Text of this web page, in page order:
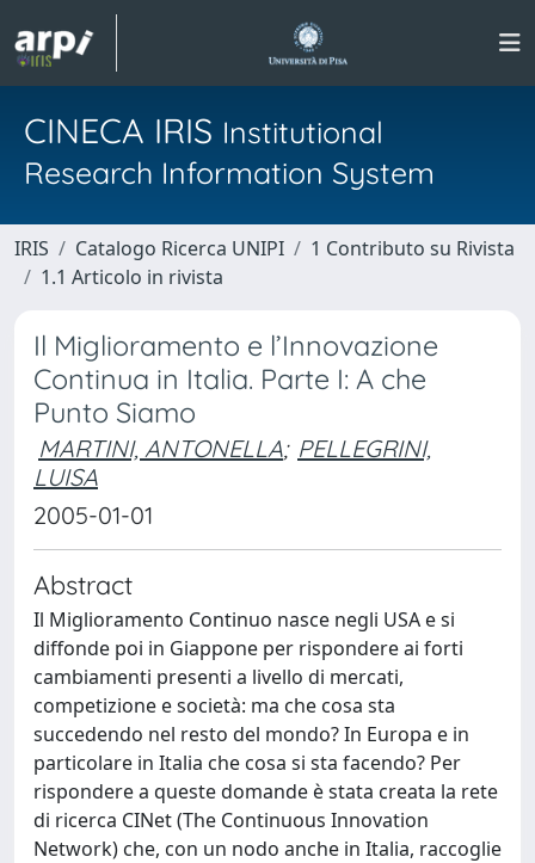
CINECA IRIS Institutional
Research Information System
IRIS Catalogo Ricerca UNIPI
1 Contributo su Rivista
1.1 Articolo in rivista
Il Miglioramento e l’Innovazione
Continua in Italia. Parte I: A che
Punto Siamo
MARTINI, ANTONELLA; PELLEGRINI,
LUISA
2005-01-01
Abstract
Il Miglioramento Continuo nasce negli USA e si
diffonde poi in Giappone per rispondere ai forti
cambiamenti presenti a livello di mercati,
competizione e società: ma che cosa sta
succedendo nel resto del mondo? In Europa e in
particolare in Italia che cosa si sta facendo? Per
rispondere a queste domande è stata creata la rete
di ricerca CINet (The Continuous Innovation
Network) che, con un nodo anche in Italia, raccoglie